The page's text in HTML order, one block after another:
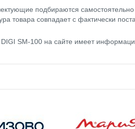
подбираются
товара совпадает с фактически
SM-100 на сайте имеет